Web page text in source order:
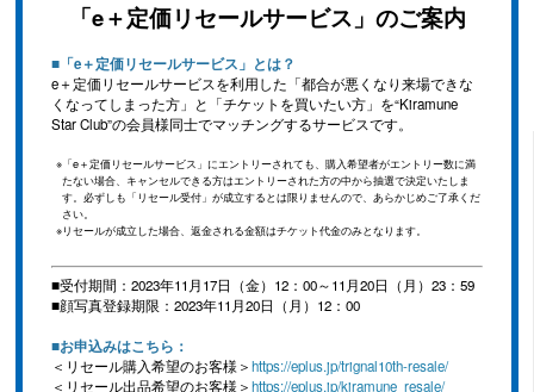
「e＋定価リセールサービス」のご案内
■「e＋定価リセールサービス」とは？
e＋定価リセールサービスを利用した「都合が悪くなり来場できな
くなってしまった方」と「チケットを買いたい方」を“Kiramune
Star Club”の会員様同士でマッチングするサービスです。
「e＋定価リセールサービス」にエントリーされても、購入希望者がエントリー数に満
たない場合、キャンセルできる方はエントリーされた方の中から抽選で決定いたしま
す。必ずしも「リセール受付」が成立するとは限りませんので、あらかじめご了承くだ
さい。
リセールが成立した場合、返金される金額はチケット代金のみとなります。
■受付期間：2023年11月17日（金）12：00～11月20日（月）23：59
■顔写真登録期限：2023年11月20日（月）12：00
■お申込みはこちら：
＜リセール購入希望のお客様＞https://eplus.jp/trignal10th-resale/
＜リセール出品希望のお客様＞https://eplus.jp/kiramune_resale/